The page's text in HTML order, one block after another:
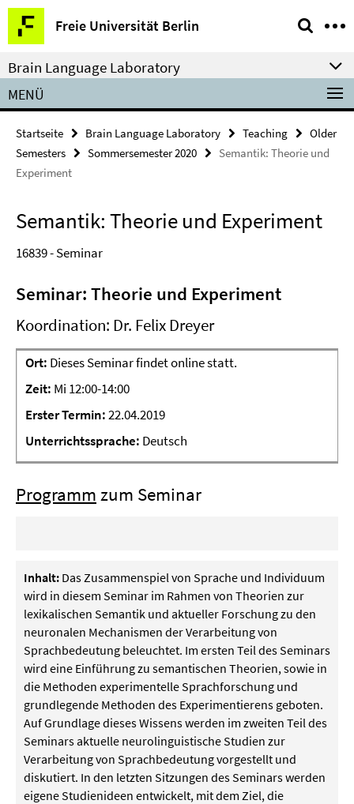
Springe
direkt
zu
Inhalt
Freie Universität Berlin
Service-
Navigation
Brain Language Laboratory
MENÜ
Startseite Brain Language Laboratory Teaching
Older
Semesters
Sommersemester 2020
Semantik: Theorie und
Experiment
Semantik: Theorie und Experiment
16839 - Seminar
Seminar: Theorie und Experiment
Koordination: Dr. Felix Dreyer
Ort: Dieses Seminar findet online statt.
Zeit: Mi 12:00-14:00
ErsterTermin:22.04.2019
Unterrichtssprache: Deutsch
Programm zum Seminar
Inhalt: Das Zusammenspiel von Sprache und Individuum
wird in diesem Seminar im Rahmen von Theorien zur
lexikalischen Semantik und aktueller Forschung zu den
neuronalen Mechanismen der Verarbeitung von
Sprachbedeutung beleuchtet. Im ersten Teil des Seminars
wird eine Einführung zu semantischen Theorien, sowie in
die Methoden experimentelle Sprachforschung und
grundlegende Methoden des Experimentierens geboten.
Auf Grundlage dieses Wissens werden im zweiten Teil des
Seminars aktuelle neurolinguistische Studien zur
Verarbeitung von Sprachbedeutung vorgestellt und
diskutiert. In den letzten Sitzungen des Seminars werden
eigene Studienideen entwickelt, mit dem Ziel, die